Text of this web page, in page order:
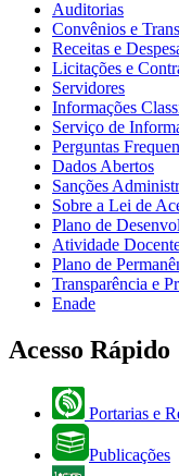
Auditorias
Convênios e
Receitas e
Licitações e
Servidores
Informações
Serviço de
Perguntas
Dados Abertos
Sanções
Sobre a Lei de
Plano de
Atividade
Plano de
Transparência e
Enade
Acesso Rápido
Portarias e
Publicações